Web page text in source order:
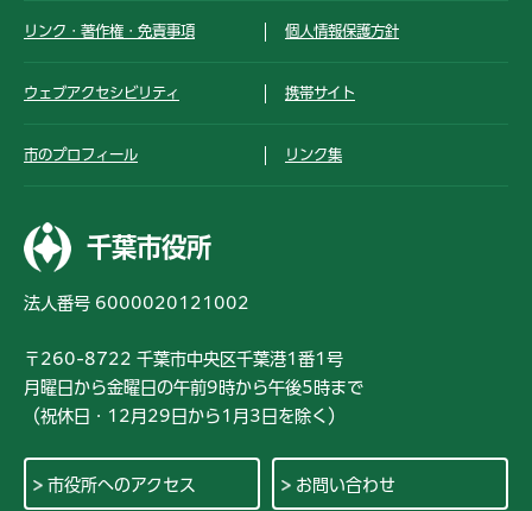
リンク・著作権・免責事項 個人情報保護方針
ウェブアクセシビリティ 携帯サイト
市のプロフィール リンク集
千葉市役所
法人番号 6000020121002
〒260-8722 千葉市中央区千葉港1番1号
月曜日から金曜日の午前9時から午後5時まで
（祝休日・12月29日から1月3日を除く）
市役所へのアクセス お問い合わせ